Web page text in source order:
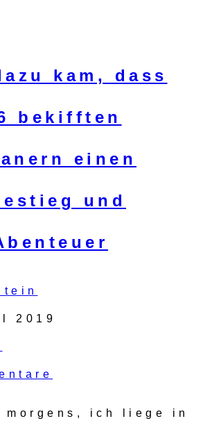
kam, dass
bekifften
einen
und
2019
morgens, ich liege in